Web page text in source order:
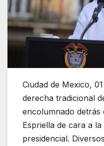
Ciudad de Mexico,
derecha tradicional
encolumnado detrás
Espriella de cara a
presidencial.